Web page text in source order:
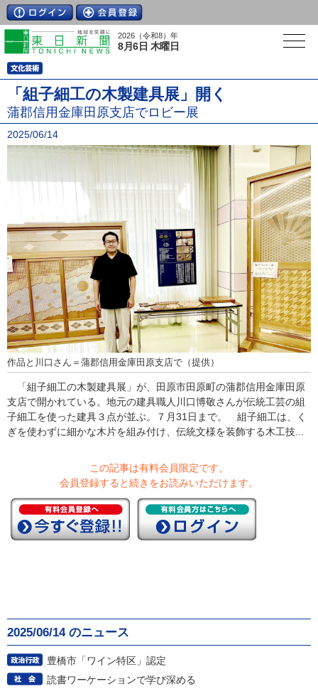
2026（令和8）年
8月6日 木曜日
「組子細工の木製建具展」開く
蒲郡信用金庫田原支店でロビー展
2025/06/14
作品と川口さん＝蒲郡信用金庫田原支店で（提供）
「組子細工の木製建具展」が、田原市田原町の蒲郡信用金庫田原
支店で開かれている。地元の建具職人川口博敬さんが伝統工芸の組
子細工を使った建具３点が並ぶ。７月31日まで。 組子細工は、く
ぎを使わずに細かな木片を組み付け、伝統文様を装飾する木工技...
この記事は有料会員限定です。
会員登録すると続きをお読みいただけます。
2025/06/14 のニュース
豊橋市「ワイン特区」認定
読書ワーケーションで学び深める